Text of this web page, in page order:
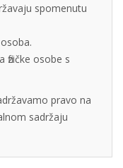
spomenutu
osobe s
pravo na
sadržaju